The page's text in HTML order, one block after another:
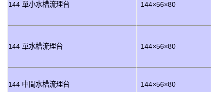
144 單小水槽流理台 144×56×80
144 單水槽流理台 144×56×80
144 中間水槽流理台 144×56×80